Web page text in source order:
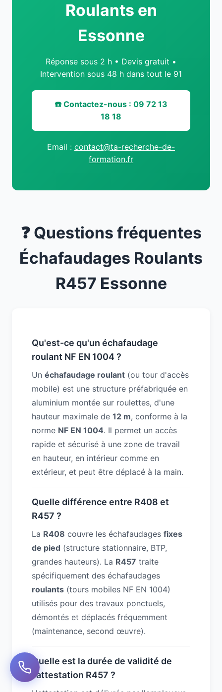
Roulants en
Essonne
Réponse sous 2 h • Devis gratuit •
Intervention sous 48 h dans tout le 91
☎️ Contactez-nous : 09 72 13
18 18
Email : contact@ta-recherche-de-
formation.fr
❓ Questions fréquentes
Échafaudages Roulants
R457 Essonne
Qu'est-ce qu'un échafaudage
roulant NF EN 1004 ?
Un échafaudage roulant (ou tour d'accès
mobile) est une structure préfabriquée en
aluminium montée sur roulettes, d'une
hauteur maximale de 12 m, conforme à la
norme NF EN 1004. Il permet un accès
rapide et sécurisé à une zone de travail
en hauteur, en intérieur comme en
extérieur, et peut être déplacé à la main.
Quelle différence entre R408 et
R457 ?
La R408 couvre les échafaudages fixes
de pied (structure stationnaire, BTP,
grandes hauteurs). La R457 traite
spécifiquement des échafaudages
roulants (tours mobiles NF EN 1004)
utilisés pour des travaux ponctuels,
démontés et déplacés fréquemment
(maintenance, second œuvre).
Quelle est la durée de validité de
l'attestation R457 ?